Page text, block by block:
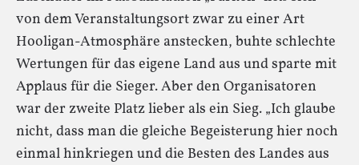
von dem Veranstaltungsort zwar zu einer Art
Hooligan-Atmosphäre anstecken, buhte schlechte
Wertungen für das eigene Land aus und sparte mit
Applaus für die Sieger. Aber den Organisatoren
war der zweite Platz lieber als ein Sieg. „Ich glaube
nicht, dass man die gleiche Begeisterung hier noch
einmal hinkriegen und die Besten des Landes aus